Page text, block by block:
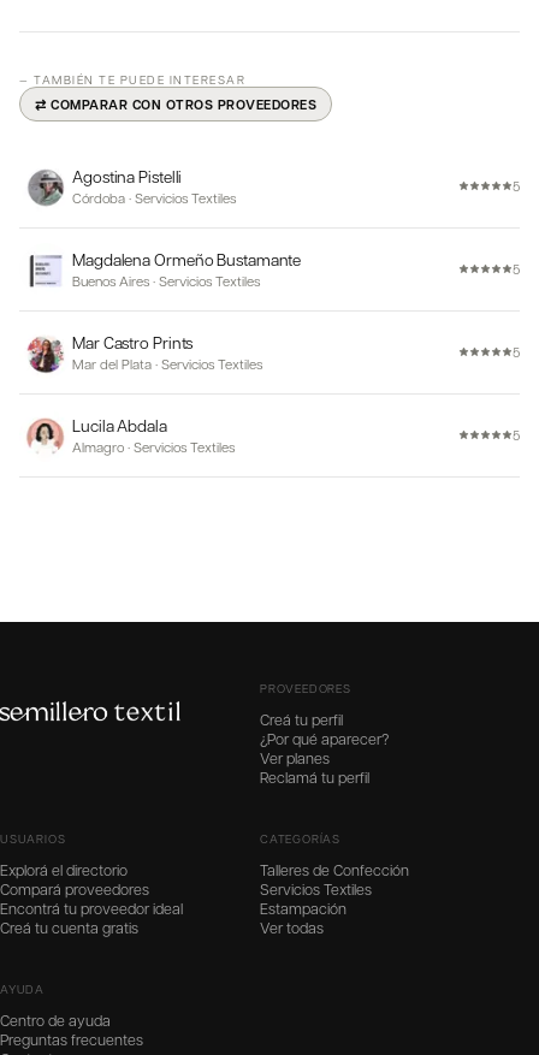
— TAMBIÉN TE PUEDE INTERESAR
⇄ COMPARAR CON OTROS PROVEEDORES
Agostina Pistelli
Córdoba · Servicios Textiles
5
Magdalena Ormeño Bustamante
Buenos Aires · Servicios Textiles
5
Mar Castro Prints
Mar del Plata · Servicios Textiles
5
Lucila Abdala
Almagro · Servicios Textiles
5
PROVEEDORES
Creá tu perfil
¿Por qué aparecer?
Ver planes
Reclamá tu perfil
USUARIOS
Explorá el directorio
Compará proveedores
Encontrá tu proveedor ideal
Creá tu cuenta gratis
CATEGORÍAS
Talleres de Confección
Servicios Textiles
Estampación
Ver todas
AYUDA
Centro de ayuda
Preguntas frecuentes